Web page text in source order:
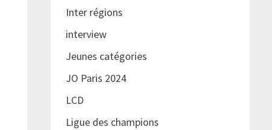
Inter régions
interview
Jeunes catégories
JO Paris 2024
LCD
Ligue des champions